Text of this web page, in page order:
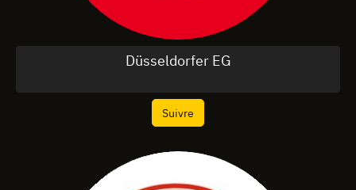
Düsseldorfer EG
Suivre